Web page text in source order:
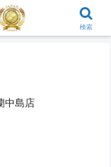
検索